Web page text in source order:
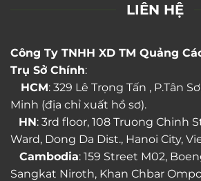
LIÊN HỆ
Công Ty TNHH XD TM Quảng
Trụ Sở Chính:
HCM: 329 Lê Trọng Tấn , P.Tân
Minh (địa chỉ xuất hồ sơ).
HN: 3rd floor, 108 Truong Chinh
Ward, Dong Da Dist., Hanoi City,
Cambodia: 159 Street M02,
Sangkat Niroth, Khan Chbar